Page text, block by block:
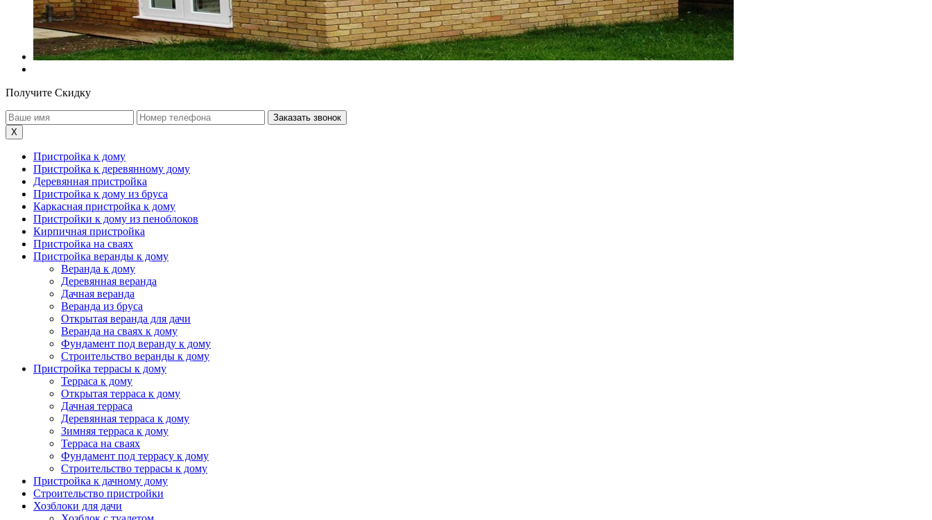
Получите Скидку
X
Пристройка к дому
Пристройка к деревянному дому
Деревянная пристройка
Пристройка к дому из бруса
Каркасная пристройка к дому
Пристройки к дому из пеноблоков
Кирпичная пристройка
Пристройка на сваях
Пристройка веранды к дому
Веранда к дому
Деревянная веранда
Дачная веранда
Веранда из бруса
Открытая веранда для дачи
Веранда на сваях к дому
Фундамент под веранду к дому
Строительство веранды к дому
Пристройка террасы к дому
Терраса к дому
Открытая терраса к дому
Дачная терраса
Деревянная терраса к дому
Зимняя терраса к дому
Терраса на сваях
Фундамент под террасу к дому
Строительство террасы к дому
Пристройка к дачному дому
Строительство пристройки
Хозблоки для дачи